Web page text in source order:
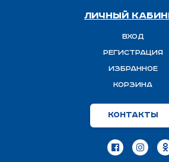
Личный
Вход
Регистрация
Избранное
Корзина
Контакты